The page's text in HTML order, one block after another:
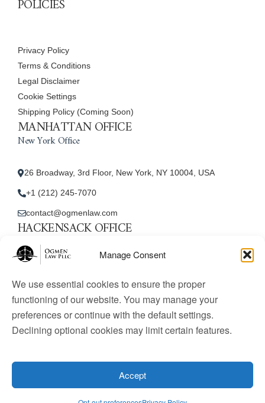
Manage Consent
We use essential cookies to ensure the proper
functioning of our website. You may manage your
preferences or continue with the default settings.
Declining optional cookies may limit certain features.
Accept
POLICIES
Privacy Policy
Terms & Conditions
Legal Disclaimer
Cookie Settings
Shipping Policy (Coming Soon)
MANHATTAN OFFICE
New York Office
26 Broadway, 3rd Floor, New York, NY 10004, USA
+1 (212) 245-7070
contact@ogmenlaw.com
HACKENSACK OFFICE
New Jersey Office
contact@ogmenlaw.com
content is for informational purposes only and does not
constitute legal advice.